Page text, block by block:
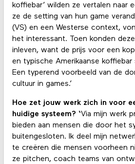
koffiebar’ wilden ze vertalen naar
ze de setting van hun game
(VS) en een Westerse context,
het interessant. Toen konden
inleven, want de prijs voor een
en typische Amerikaanse
Een typerend voorbeeld van de
cultuur in games.’
Hoe zet jouw werk zich in voor
huidige systeem? ‘Via mijn werk
bieden aan mensen die door het
buitengesloten. Ik deel mijn
te creëren die mensen voorheen
ze pitchen, coach teams van